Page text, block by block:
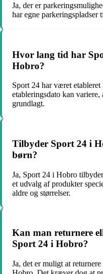
Ja, der er
har egne
Hvor lang tid har
Hobro?
Sport 24 har været
etableringsdato kan
grundlagt.
Tilbyder Sport 24 i
børn?
Ja, Sport 24 i Hobro
et udvalg af produkter
aldre og størrelser.
Kan man returnere
Sport 24 i Hobro?
Ja, det er muligt at